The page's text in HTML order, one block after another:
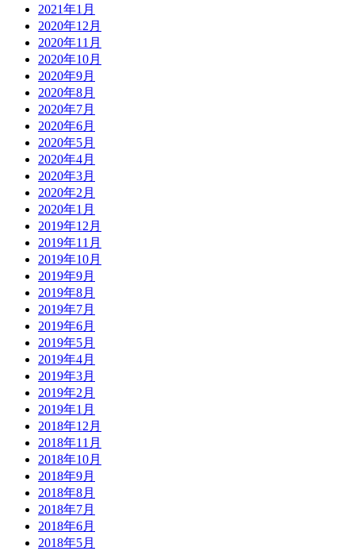
2021年1月
2020年12月
2020年11月
2020年10月
2020年9月
2020年8月
2020年7月
2020年6月
2020年5月
2020年4月
2020年3月
2020年2月
2020年1月
2019年12月
2019年11月
2019年10月
2019年9月
2019年8月
2019年7月
2019年6月
2019年5月
2019年4月
2019年3月
2019年2月
2019年1月
2018年12月
2018年11月
2018年10月
2018年9月
2018年8月
2018年7月
2018年6月
2018年5月